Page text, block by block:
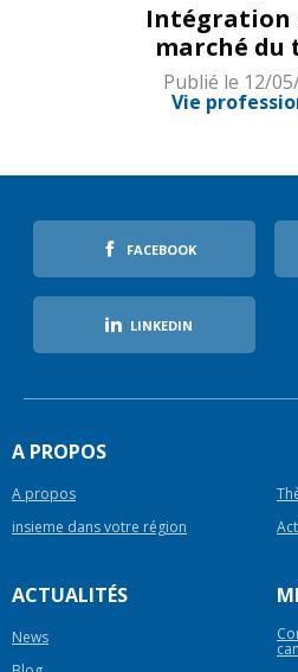
Intégration
marché du
Publié le 12/
Vie
FACEBOOK
LINKEDIN
A PROPOS
A propos
insieme dans votre région
ACTUALITÉS
News